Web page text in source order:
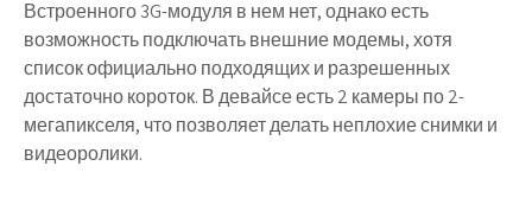
Встроенного 3G-модуля в нем нет, однако есть
возможность подключать внешние модемы, хотя
список официально подходящих и разрешенных
достаточно короток. В девайсе есть 2 камеры по 2-
мегапикселя, что позволяет делать неплохие снимки и
видеоролики.